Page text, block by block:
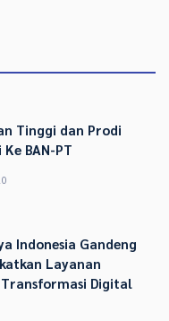
Tinggi dan Prodi
BAN-PT
Indonesia Gandeng
Layanan
Digital